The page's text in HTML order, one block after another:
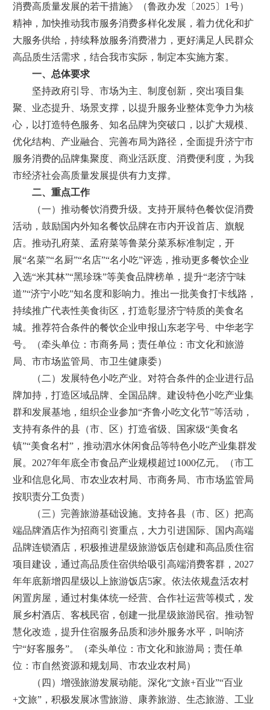
消费高质量发展的若干措施》（鲁政办发〔2025〕1号）
精神，加快推动我市服务消费多样化发展，着力优化和扩
大服务供给，持续释放服务消费潜力，更好满足人民群众
高品质生活需求，结合我市实际，制定本实施方案。
一、总体要求
坚持政府引导、市场为主、制度创新，突出项目集
聚、业态提升、场景支撑，以提升服务业整体竞争力为核
心，以打造特色服务、知名品牌为突破口，以扩大规模、
优化结构、产业融合、完善布局为路径，全面提升济宁市
服务消费的品牌集聚度、商业活跃度、消费便利度，为我
市经济社会高质量发展提供有力支撑。
二、重点工作
（一）推动餐饮消费升级。支持开展特色餐饮促消费
活动，鼓励国内外知名餐饮品牌在市内开设首店、旗舰
店。推动孔府菜、孟府菜等鲁菜分菜系标准制定，开
展“名菜”“名厨”“名店”“名小吃”评选，推动更多餐饮企业
入选“米其林”“黑珍珠”等美食品牌榜单，提升“老济宁味
道”“济宁小吃”知名度和影响力。推出一批美食打卡线路，
持续推广代表性美食街区，打造彰显济宁特质的美食名
城。推荐符合条件的餐饮企业申报山东老字号、中华老字
号。（牵头单位：市商务局；责任单位：市文化和旅游
局、市市场监管局、市卫生健康委）
（二）发展特色小吃产业。对符合条件的企业进行品
牌加持，打造区域品牌、全国品牌。建设特色小吃产业集
群和发展基地，组织企业参加“齐鲁小吃文化节”等活动，
支持有条件的县（市、区）打造省级、国家级“美食名
镇”“美食名村”，推动泗水休闲食品等特色小吃产业集群发
展。2027年年底全市食品产业规模超过1000亿元。（市工
业和信息化局、市农业农村局、市商务局、市市场监管局
按职责分工负责）
（三）完善旅游基础设施。支持各县（市、区）把高
端品牌酒店作为招商引资重点，大力引进国际、国内高端
品牌连锁酒店，积极推进星级旅游饭店创建和高品质住宿
项目建设，通过高品质住宿供给吸引高端消费客群，2027
年年底新增四星级以上旅游饭店5家。依法依规盘活农村
闲置房屋，通过村集体统一经营、合作社运营等模式，发
展乡村酒店、客栈民宿，创建一批星级旅游民宿。推动智
慧化改造，提升住宿服务品质和涉外服务水平，叫响济
宁“好客服务”。（牵头单位：市文化和旅游局；责任单
位：市自然资源和规划局、市农业农村局）
（四）增强旅游发展动能。深化“文旅+百业”“百业
+文旅”，积极发展冰雪旅游、康养旅游、生态旅游、工业